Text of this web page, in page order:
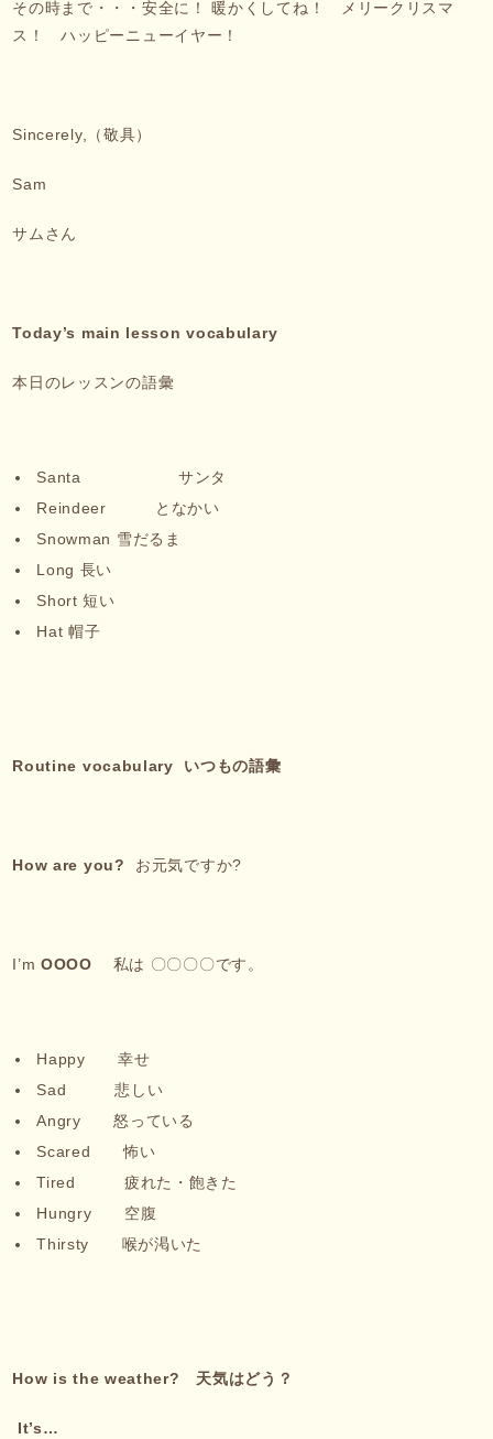
その時まで・・・安全に！ 暖かくしてね！ メリークリスマ
ス！ ハッピーニューイヤー！
Sincerely,（敬具）
Sam
サムさん
Today’s main lesson vocabulary
本日のレッスンの語彙
Santa サンタ
Reindeer となかい
Snowman 雪だるま
Long 長い
Short 短い
Hat 帽子
Routine vocabulary いつもの語彙
How are you? お元気ですか?
I’mOOOO 私は 〇〇〇〇です。
Happy 幸せ
Sad 悲しい
Angry 怒っている
Scared 怖い
Tired 疲れた・飽きた
Hungry 空腹
Thirsty 喉が渇いた
How is the weather? 天気はどう？
It’s…